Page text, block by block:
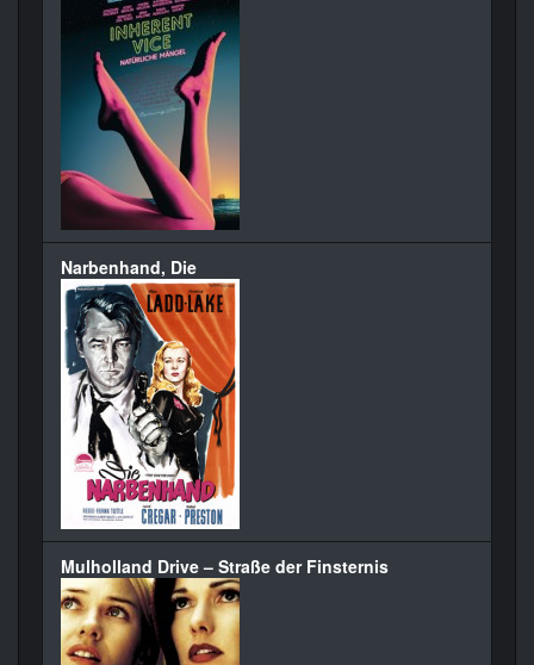
Narbenhand, Die
Mulholland Drive – Straße der Finsternis